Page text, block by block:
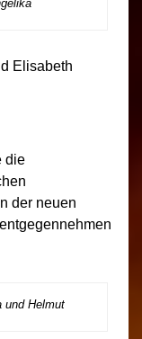
Elisabeth
die
der neuen
und Helmut